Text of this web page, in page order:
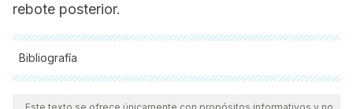
rebote posterior.
Bibliografía
Todas las fuentes citadas fueron revisadas a profundidad por
nuestro equipo, para asegurar su calidad, confiabilidad,